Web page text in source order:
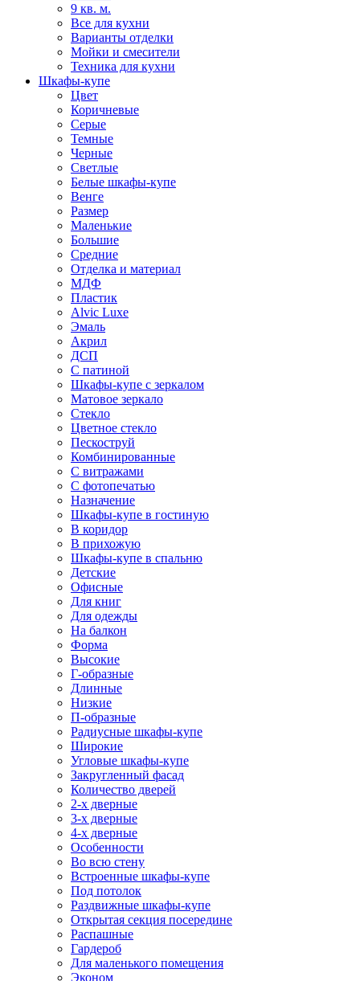
9 кв. м.
Все для кухни
Варианты отделки
Мойки и смесители
Техника для кухни
Шкафы-купе
Цвет
Коричневые
Серые
Темные
Черные
Светлые
Белые шкафы-купе
Венге
Размер
Маленькие
Большие
Средние
Отделка и материал
МДФ
Пластик
Alvic Luxe
Эмаль
Акрил
ДСП
С патиной
Шкафы-купе с зеркалом
Матовое зеркало
Стекло
Цветное стекло
Пескоструй
Комбинированные
С витражами
С фотопечатью
Назначение
Шкафы-купе в гостиную
В коридор
В прихожую
Шкафы-купе в спальню
Детские
Офисные
Для книг
Для одежды
На балкон
Форма
Высокие
Г-образные
Длинные
Низкие
П-образные
Радиусные шкафы-купе
Широкие
Угловые шкафы-купе
Закругленный фасад
Количество дверей
2-х дверные
3-х дверные
4-х дверные
Особенности
Во всю стену
Встроенные шкафы-купе
Под потолок
Раздвижные шкафы-купе
Открытая секция посередине
Распашные
Гардероб
Для маленького помещения
Эконом